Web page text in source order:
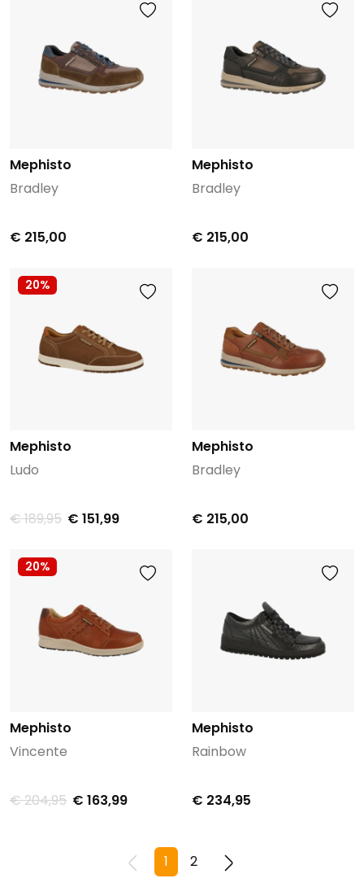
Mephisto
Bradley
€ 215,00
Mephisto
Bradley
€ 215,00
20%
Mephisto
Ludo
€ 189,95 € 151,99
Mephisto
Bradley
€ 215,00
20%
Mephisto
Vincente
€ 204,95 € 163,99
Mephisto
Rainbow
€ 234,95
1 2